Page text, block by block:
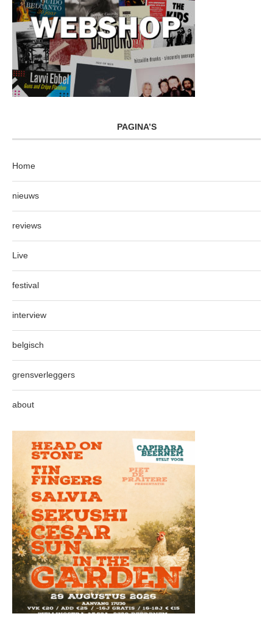
PAGINA’S
Home
nieuws
reviews
Live
festival
interview
belgisch
grensverleggers
about